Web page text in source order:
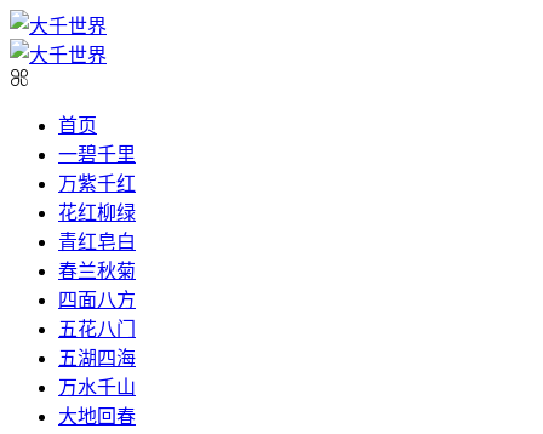
首页
一碧千里
万紫千红
花红柳绿
青红皂白
春兰秋菊
四面八方
五花八门
五湖四海
万水千山
大地回春